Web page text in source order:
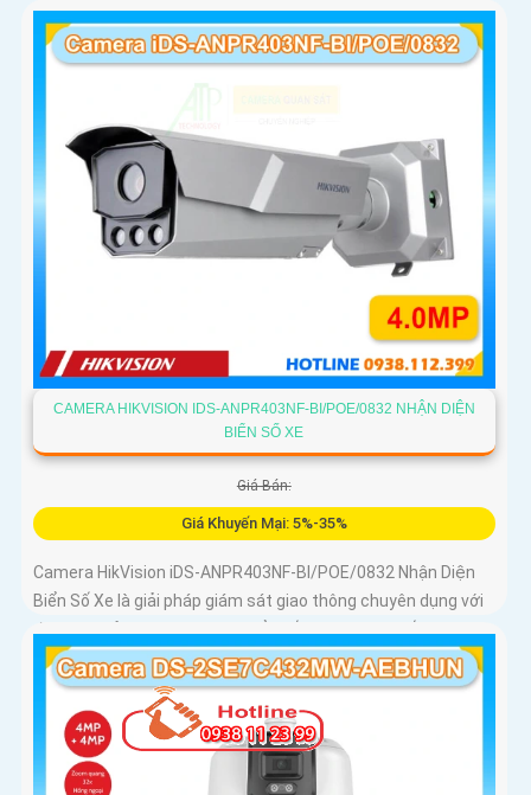
CAMERA HIKVISION IDS-ANPR403NF-BI/POE/0832 NHẬN DIỆN
BIỂN SỐ XE
Giá Bán:
Giá Khuyến Mại: 5%-35%
Camera HikVision iDS-ANPR403NF-BI/POE/0832 Nhận Diện
Biển Số Xe là giải pháp giám sát giao thông chuyên dụng với
độ phân giải 4MP nhận diện biển số phương tiện tốc độ từ 5
đến 120km/h cảm biến 1/1